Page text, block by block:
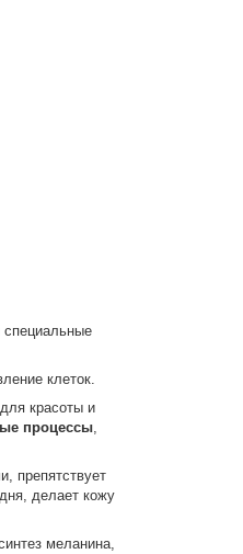
специальные
клеток.
красоты и
процессы,
препятствует
делает кожу
меланина,